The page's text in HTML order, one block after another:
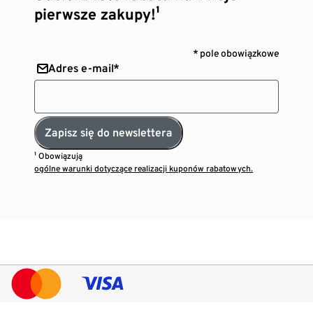
pierwsze zakupy!¹
* pole obowiązkowe
Adres e-mail*
Zapisz się do newslettera
¹ Obowiązują
ogólne warunki dotyczące realizacji kuponów rabatowych.